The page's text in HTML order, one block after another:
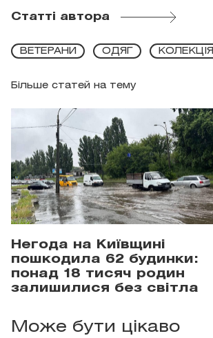
Статті автора
Більше статей на тему
ВЕТЕРАНИ ОДЯГ КОЛЕКЦІЯ
Негода на Київщині
пошкодила 62 будинки:
понад 18 тисяч родин
залишилися без світла
Може бути цікаво